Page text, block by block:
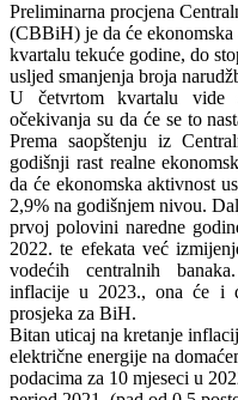
Preliminarna procjena
(CBBiH) je da će
kvartalu tekuće godine, do
usljed smanjenja broja
U četvrtom kvartalu vide
očekivanja su da će se to
Prema saopštenju iz
godišnji rast realne
da će ekonomska aktivnost
2,9% na godišnjem nivou.
prvoj polovini naredne
2022. te efekata već
vodećih centralnih
inflacije u 2023., ona će i
prosjeka za BiH.
Bitan uticaj na kretanje
električne energije na
podacima za 10 mjeseci u